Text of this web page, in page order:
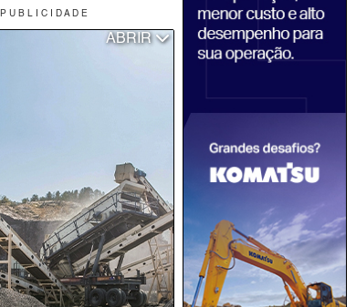
P U B L I C I D A D E
ABRIR